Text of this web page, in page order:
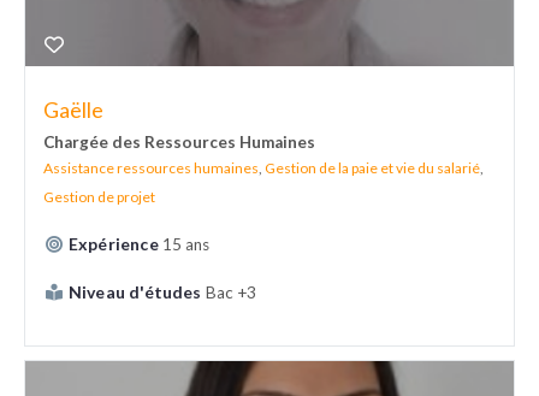
Gaëlle
Chargée des Ressources Humaines
Assistance ressources humaines, Gestion de la paie et vie du salarié,
Gestion de projet
Expérience 15 ans
Niveau d'études Bac +3